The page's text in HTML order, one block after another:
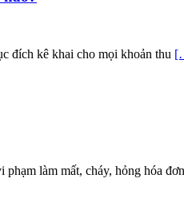
đích kê khai cho mọi khoản thu
làm mất, cháy, hỏng hóa